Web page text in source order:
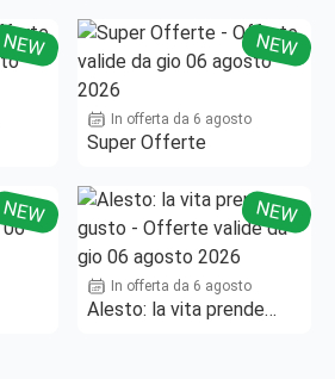
NEW NEW
In offerta da 6 agosto
Super Offerte
NEW NEW
In offerta da 6 agosto
Alesto: la vita prende